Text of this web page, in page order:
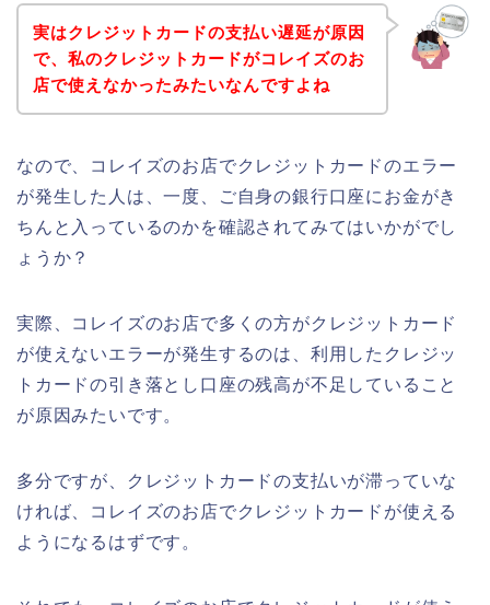
実はクレジットカードの支払い遅延が原因
で、私のクレジットカードがコレイズのお
店で使えなかったみたいなんですよね
なので、コレイズのお店でクレジットカードのエラー
が発生した人は、一度、ご自身の銀行口座にお金がき
ちんと入っているのかを確認されてみてはいかがでし
ょうか？
実際、コレイズのお店で多くの方がクレジットカード
が使えないエラーが発生するのは、利用したクレジッ
トカードの引き落とし口座の残高が不足していること
が原因みたいです。
多分ですが、クレジットカードの支払いが滞っていな
ければ、コレイズのお店でクレジットカードが使える
ようになるはずです。